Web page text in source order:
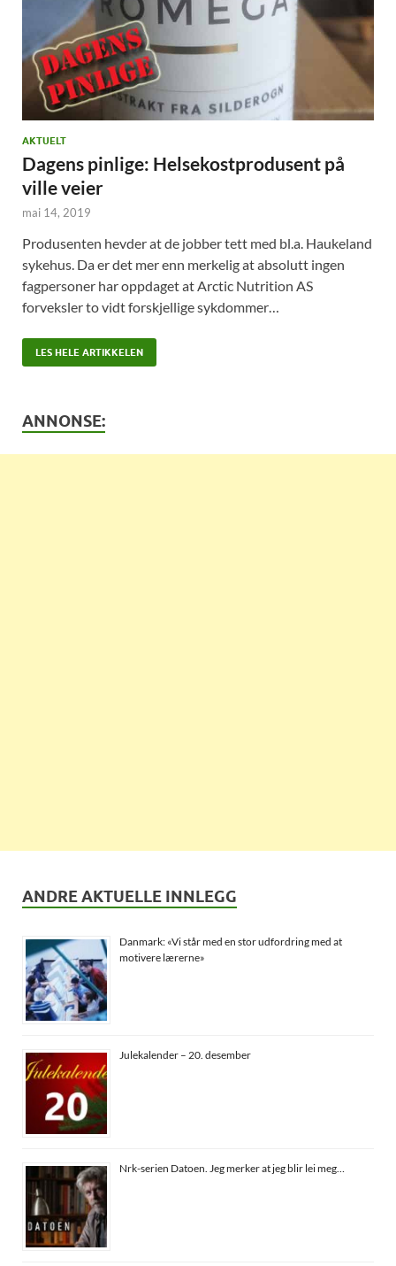
AKTUELT
Dagens pinlige: Helsekostprodusent på
ville veier
mai 14, 2019
Produsenten hevder at de jobber tett med bl.a. Haukeland
sykehus. Da er det mer enn merkelig at absolutt ingen
fagpersoner har oppdaget at Arctic Nutrition AS
forveksler to vidt forskjellige sykdommer…
LES HELE ARTIKKELEN
ANNONSE:
ANDRE AKTUELLE INNLEGG
Danmark: «Vi står med en stor udfordring med at
motivere lærerne»
Julekalender – 20. desember
Nrk-serien Datoen. Jeg merker at jeg blir lei meg…